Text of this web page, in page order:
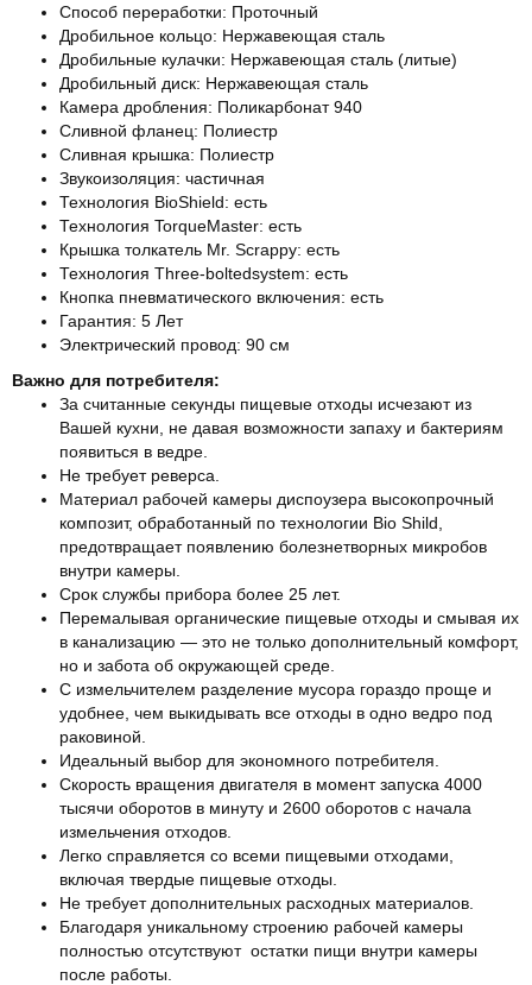
Способ переработки: Проточный
Дробильное кольцо: Нержавеющая сталь
Дробильные кулачки: Нержавеющая сталь (литые)
Дробильный диск: Нержавеющая сталь
Камера дробления: Поликарбонат 940
Сливной фланец: Полиестр
Сливная крышка: Полиестр
Звукоизоляция: частичная
Технология BioShield: есть
Технология TorqueMaster: есть
Крышка толкатель Мr. Scrappy: есть
Технология Three-boltedsystem: есть
Кнопка пневматического включения: есть
Гарантия: 5 Лет
Электрический провод: 90 см
Важно для потребителя:
За считанные секунды пищевые отходы исчезают из
Вашей кухни, не давая возможности запаху и бактериям
появиться в ведре.
Не требует реверса.
Материал рабочей камеры диспоузера высокопрочный
композит, обработанный по технологии Bio Shild,
предотвращает появлению болезнетворных микробов
внутри камеры.
Срок службы прибора более 25 лет.
Перемалывая органические пищевые отходы и смывая их
в канализацию — это не только дополнительный комфорт,
но и забота об окружающей среде.
С измельчителем разделение мусора гораздо проще и
удобнее, чем выкидывать все отходы в одно ведро под
раковиной.
Идеальный выбор для экономного потребителя.
Скорость вращения двигателя в момент запуска 4000
тысячи оборотов в минуту и 2600 оборотов с начала
измельчения отходов.
Легко справляется со всеми пищевыми отходами,
включая твердые пищевые отходы.
Не требует дополнительных расходных материалов.
Благодаря уникальному строению рабочей камеры
полностью отсутствуют остатки пищи внутри камеры
после работы.